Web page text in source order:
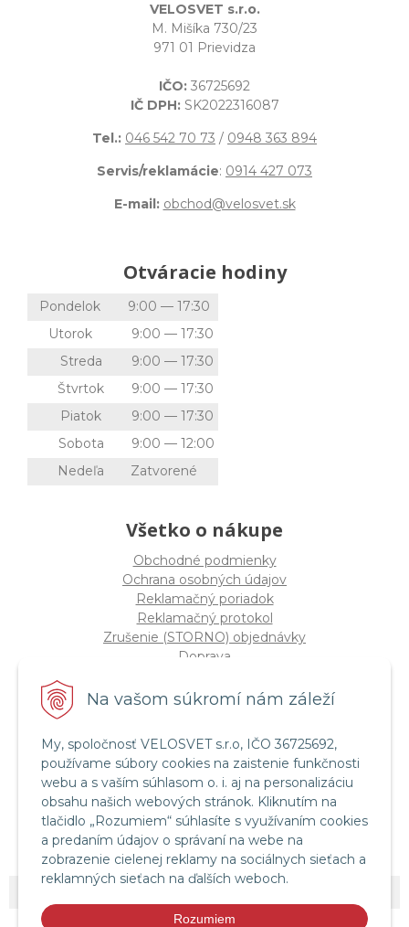
Na vašom súkromí nám záleží
My, spoločnosť VELOSVET s.r.o, IČO 36725692,
používame súbory cookies na zaistenie funkčnosti
webu a s vaším súhlasom o. i. aj na personalizáciu
obsahu našich webových stránok. Kliknutím na
tlačidlo „Rozumiem“ súhlasíte s využívaním cookies
a predaním údajov o správaní na webe na
zobrazenie cielenej reklamy na sociálnych sieťach a
reklamných sieťach na ďalších weboch.
Rozumiem
VELOSVET s.r.o.
M. Mišíka 730/23
971 01 Prievidza
IČO: 36725692
IČ DPH: SK2022316087
Tel.: 046 542 70 73 / 0948 363 894
Servis/reklamácie: 0914 427 073
E-mail: obchod@velosvet.sk
Otváracie hodiny
Pondelok
9:00 — 17:30
Utorok
9:00 — 17:30
Streda
9:00 — 17:30
Štvrtok
9:00 — 17:30
Piatok
9:00 — 17:30
Sobota
9:00 — 12:00
Nedeľa
Zatvorené
Všetko o nákupe
Obchodné podmienky
Ochrana osobných údajov
Reklamačný poriadok
Reklamačný protokol
Zrušenie (STORNO) objednávky
Doprava
Štatút súťaže "Vianoce 2025"
Servis a služby
Servis bicyklov a elektrobicyklov
Retül Bike Fit
Instagram Velosvet
Facebook Velosvet